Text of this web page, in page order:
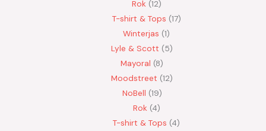
Rok 12
T-shirt & Tops 17
Winterjas 1
Lyle & Scott
5
Mayoral 8
Moodstreet 12
NoBell 19
Rok 4
T-shirt & Tops 4